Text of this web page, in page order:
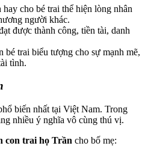
hay cho bé trai thể hiện lòng nhân
người khác.
được thành công, tiền tài, danh
bé trai biểu tượng cho sự mạnh mẽ,
tình.
biến nhất tại Việt Nam. Trong
nhiều ý nghĩa vô cùng thú vị.
con trai họ Trần cho bố mẹ: